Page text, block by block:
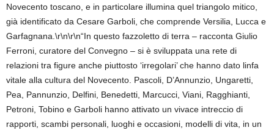
Novecento toscano, e in particolare illumina quel triangolo mitico,
già identificato da Cesare Garboli, che comprende Versilia, Lucca e
Garfagnana.\r\n\r\n“In questo fazzoletto di terra – racconta Giulio
Ferroni, curatore del Convegno – si è sviluppata una rete di
relazioni tra figure anche piuttosto ‘irregolari’ che hanno dato linfa
vitale alla cultura del Novecento. Pascoli, D’Annunzio, Ungaretti,
Pea, Pannunzio, Delfini, Benedetti, Marcucci, Viani, Ragghianti,
Petroni, Tobino e Garboli hanno attivato un vivace intreccio di
rapporti, scambi personali, luoghi e occasioni, modelli di vita, in un